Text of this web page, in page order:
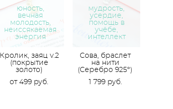
юность,
вечная
молодость,
неиссякаемая
энергия
Кролик, заяц v.2
(покрытие
золото)
от 499 pуб.
мудрость,
усердие,
помощь в
учёбе,
интеллект
Сова, браслет
на нити
(Серебро 925°)
1 799 pуб.